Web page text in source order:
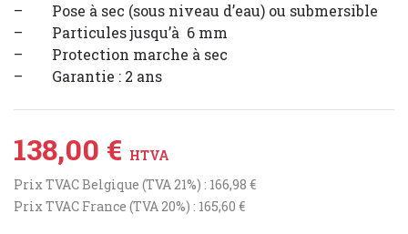
– Pose à sec (sous niveau d’eau) ou submersible
– Particules jusqu’à 6 mm
– Protection marche à sec
– Garantie : 2 ans
138,00 € HTVA
Prix TVAC Belgique (TVA 21%) : 166,98 €
Prix TVAC France (TVA 20%) : 165,60 €